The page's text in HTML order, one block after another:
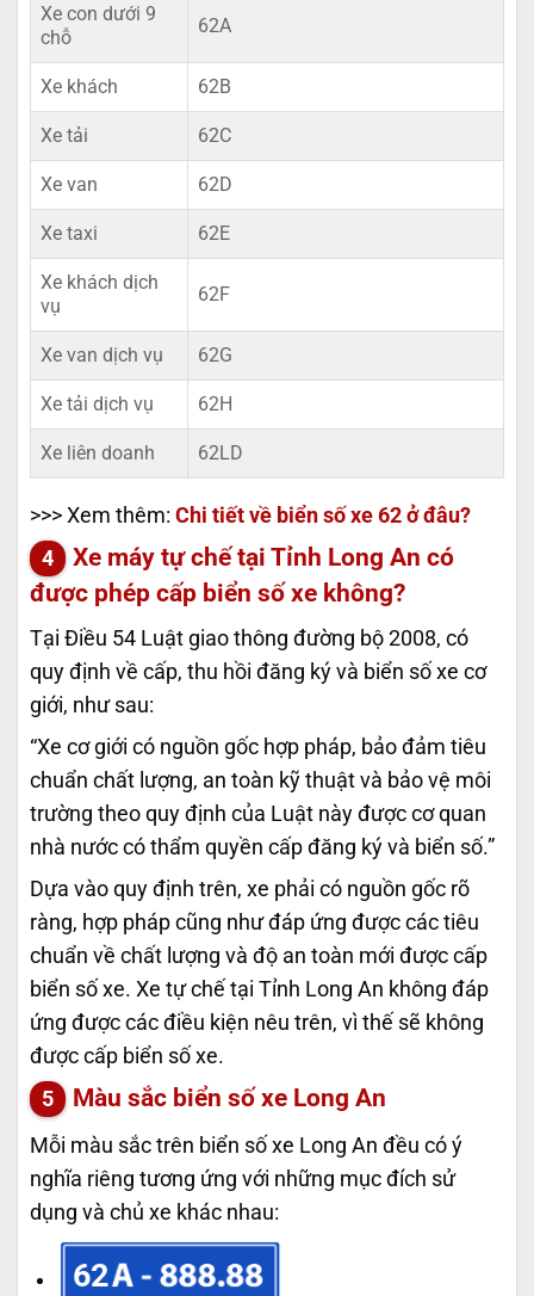
Xe con dưới 9
chỗ
62A
Xe khách 62B
Xe tải 62C
Xe van 62D
Xe taxi 62E
Xe khách dịch
vụ
62F
Xe van dịch vụ 62G
Xe tải dịch vụ 62H
Xe liên doanh 62LD
>>> Xem thêm: Chi tiết về biển số xe 62 ở đâu?
Xe máy tự chế tại Tỉnh Long An có
được phép cấp biển số xe không?
Tại Điều 54 Luật giao thông đường bộ 2008, có
quy định về cấp, thu hồi đăng ký và biển số xe cơ
giới, như sau:
“Xe cơ giới có nguồn gốc hợp pháp, bảo đảm tiêu
chuẩn chất lượng, an toàn kỹ thuật và bảo vệ môi
trường theo quy định của Luật này được cơ quan
nhà nước có thẩm quyền cấp đăng ký và biển số.”
Dựa vào quy định trên, xe phải có nguồn gốc rõ
ràng, hợp pháp cũng như đáp ứng được các tiêu
chuẩn về chất lượng và độ an toàn mới được cấp
biển số xe. Xe tự chế tại Tỉnh Long An không đáp
ứng được các điều kiện nêu trên, vì thế sẽ không
được cấp biển số xe.
Màu sắc biển số xe Long An
Mỗi màu sắc trên biển số xe Long An đều có ý
nghĩa riêng tương ứng với những mục đích sử
dụng và chủ xe khác nhau:
62